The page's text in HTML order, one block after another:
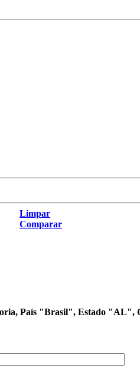
Limpar
Comparar
País "Brasil", Estado "AL",